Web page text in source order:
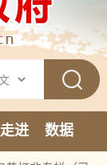
走进
数据